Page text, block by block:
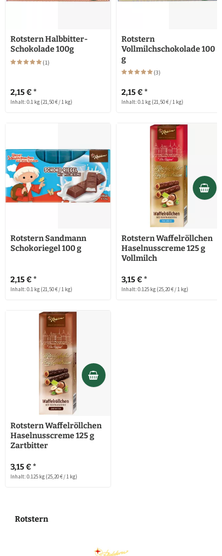
Rotstern Halbbitter-
Schokolade 100g
(1)
2,15 € *
Inhalt: 0.1 kg (21,50 € / 1 kg)
Rotstern
Vollmilchschokolade 100
g
(3)
2,15 € *
Inhalt: 0.1 kg (21,50 € / 1 kg)
Rotstern Sandmann
Schokoriegel 100 g
2,15 € *
Inhalt: 0.1 kg (21,50 € / 1 kg)
Rotstern Waffelröllchen
Haselnusscreme 125 g
Vollmilch
3,15 € *
Inhalt: 0.125 kg (25,20 € / 1 kg)
Rotstern Waffelröllchen
Haselnusscreme 125 g
Zartbitter
3,15 € *
Inhalt: 0.125 kg (25,20 € / 1 kg)
Rotstern